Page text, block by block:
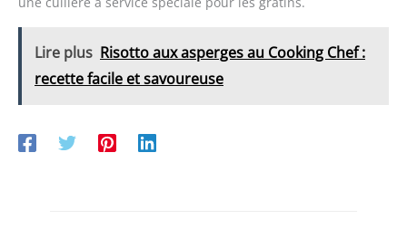
Lire plus Risotto aux asperges au Cooking Chef :
recette facile et savoureuse